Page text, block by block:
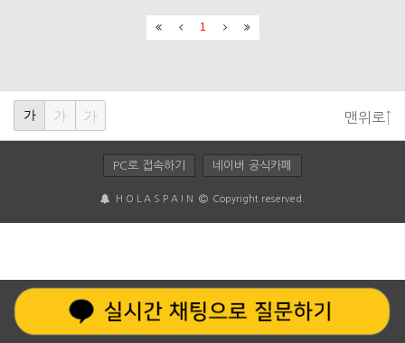
1
맨위로↑
가 가 가
PC로 접속하기 네이버 공식카페
H O L A S P A I N Copyright reserved.